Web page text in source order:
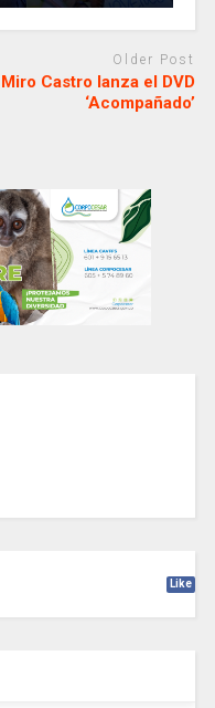
Older Post
Miro Castro lanza el DVD
‘Acompañado’
Like